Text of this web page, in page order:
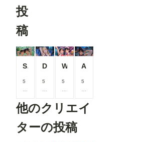
投
稿
Swimsuits 027
5
0
コ
イ
ン
/
5
0
コ
イ
ン
/
5
0
イ
ン
/
5
0
コ
イ
他のクリエイ
ターの投稿